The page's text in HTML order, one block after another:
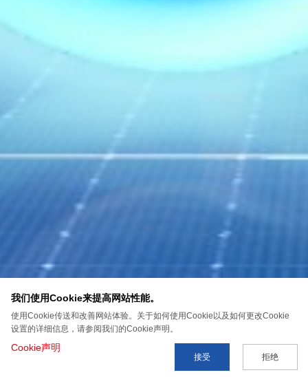
我们使用Cookie来提高网站性能。
使用Cookie传送和改善网站体验。关于如何使用Cookie以及如何更改Cookie
设置的详细信息，请参阅我们的Cookie声明。
Cookie声明
接受 拒绝